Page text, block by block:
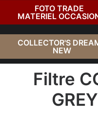
FOTO TRADE
MATERIEL
COLLECTOR'S
NEW
RETOUR
Filtre